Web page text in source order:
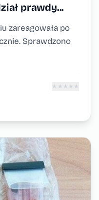
prawdy...
zareagowała po
Sprawdzono
★ ★ ★ ★ ★